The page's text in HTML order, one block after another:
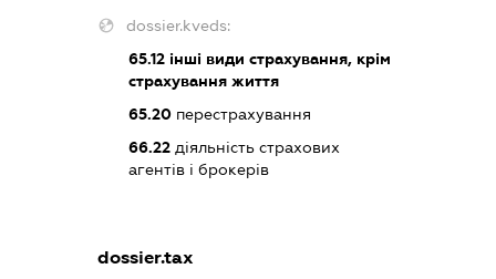
dossier.kveds:
65.12інші види страхування, крім
страхування життя
65.20перестрахування
66.22діяльність страхових
агентів і брокерів
dossier.tax